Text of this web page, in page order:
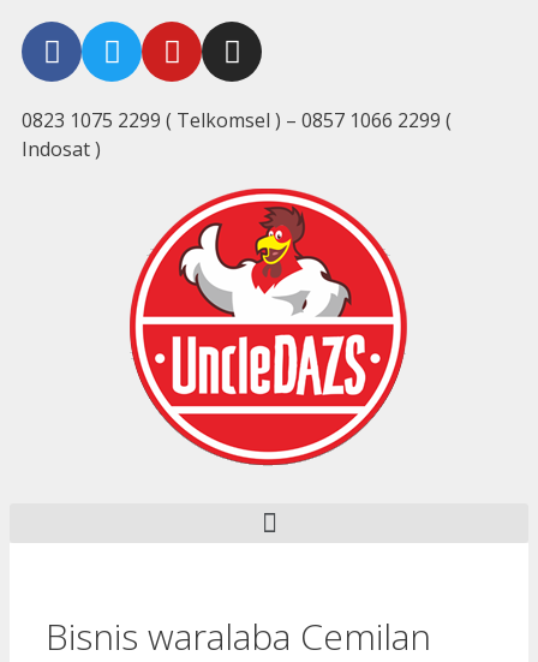
0823 1075 2299 ( Telkomsel ) – 0857 1066 2299 (
Indosat )
Bisnis waralaba Cemilan